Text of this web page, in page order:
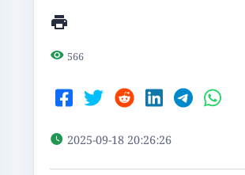
566
2025-09-18 20:26:26